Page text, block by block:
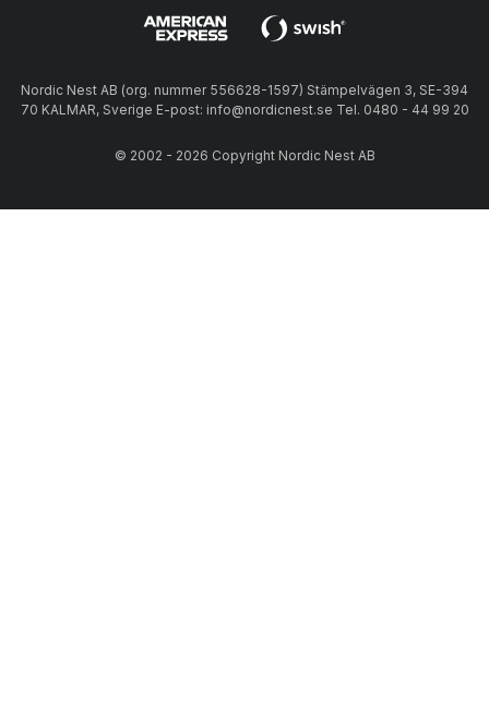
Nordic Nest AB (org. nummer 556628-1597) Stämpelvägen 3, SE-394
70 KALMAR, Sverige E-post: info@nordicnest.se Tel. 0480 - 44 99 20
© 2002 - 2026 Copyright Nordic Nest AB